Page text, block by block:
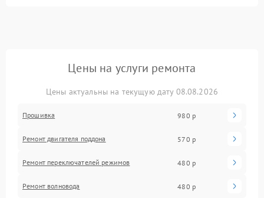
Цены на услуги ремонта
Цены актуальны на текущую дату 08.08.2026
Прошивка 980 р
Ремонт двигателя поддона 570 р
Ремонт переключателей режимов 480 р
Ремонт волновода 480 р